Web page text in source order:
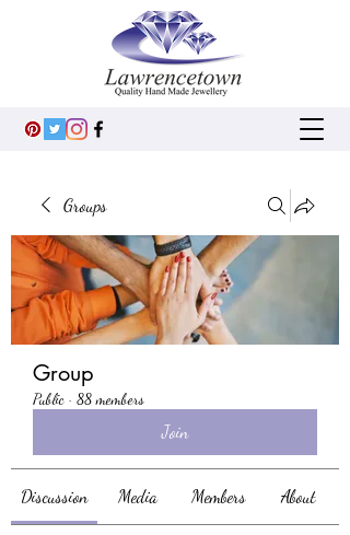
Groups
Group
Public · 88 members
Join
Discussion Media Members About